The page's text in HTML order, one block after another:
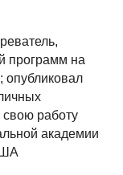
программ на
опубликовал
свою работу
академии